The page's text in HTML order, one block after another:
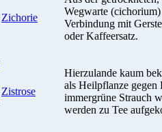
Zichorie
Wegwarte
Verbindung mit
oder Kaffeersatz.
Zistrose
Hierzulande kaum
als Heilpflanze gegen
immergrüne Strauch
werden zu Tee